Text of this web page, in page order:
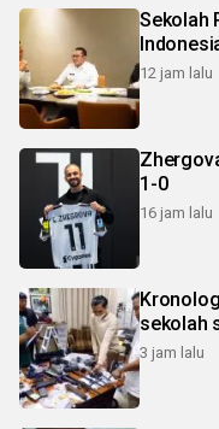
Sekolah
12 jam lalu
1-0
16 jam lalu
sekolah
3 jam lalu